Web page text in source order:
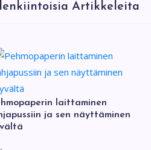
Artikkeleita
laittaminen
ja sen näyttäminen